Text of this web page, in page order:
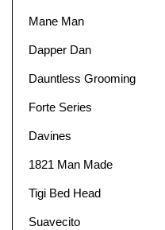
Mane Man
Dapper Dan
Dauntless Grooming
Forte Series
Davines
1821 Man Made
Tigi Bed Head
Suavecito